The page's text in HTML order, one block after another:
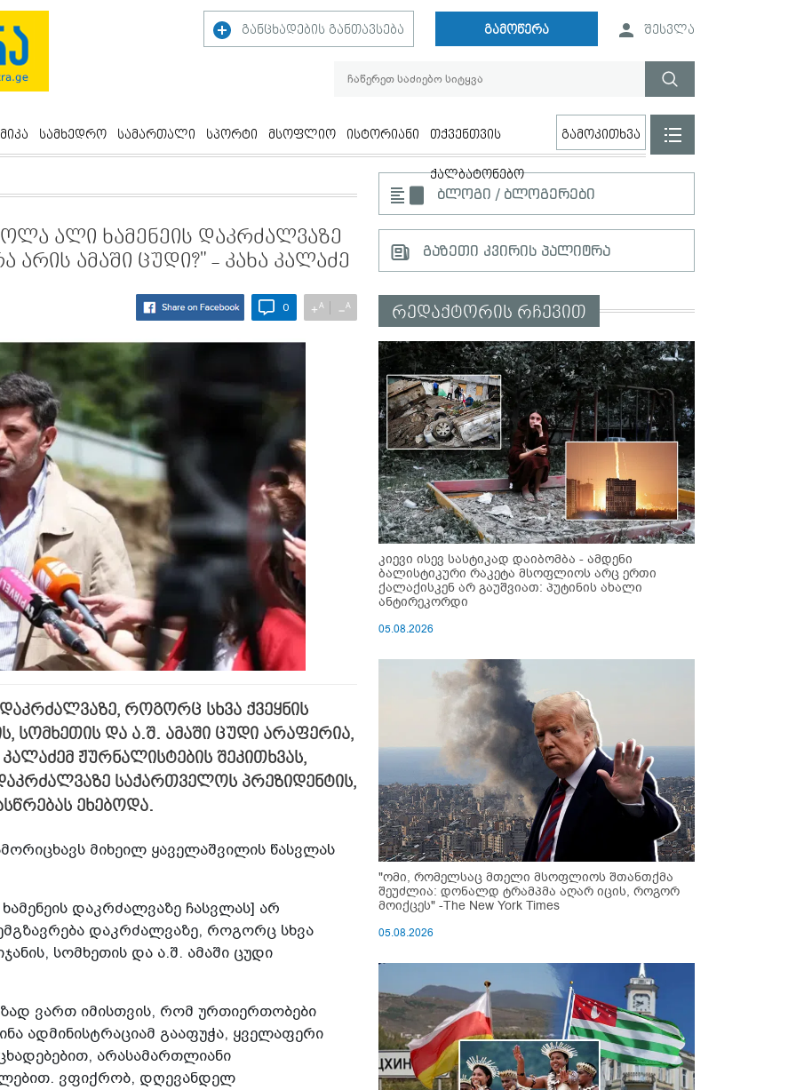
განცხადების განთავსება გამოწერა შესვლა
სამხედრო სამართალი სპორტი მსოფლიო ისტორიანი თქვენთვის
ქალბატონებო
გამოკითხვა
ალი ხამენეის დაკრძალვაზე
არის ამაში ცუდი?" - კახა კალაძე
0 +A −A
როგორც სხვა ქვეყნის
სომხეთის და ა.შ. ამაში ცუდი არაფერია,
ჟურნალისტების შეკითხვას,
საქართველოს პრეზიდენტის,
ეხებოდა.
მიხეილ ყაველაშვილის წასვლას
დაკრძალვაზე ჩასვლას] არ
დაკრძალვაზე, როგორც სხვა
სომხეთის და ა.შ. ამაში ცუდი
ვართ იმისთვის, რომ ურთიერთობები
ადმინისტრაციამ გააფუჭა, ყველაფერი
არასამართლიანი
ვფიქრობ, დღევანდელ
ბლოგი / ბლოგერები
გაზეთი კვირის პალიტრა
რედაქტორის რჩევით
კიევი ისევ სასტიკად დაიბომბა - ამდენი
ბალისტიკური რაკეტა მსოფლიოს არც ერთი
ქალაქისკენ არ გაუშვიათ: პუტინის ახალი
ანტირეკორდი
05.08.2026
"ომი, რომელსაც მთელი მსოფლიოს შთანთქმა
შეუძლია: დონალდ ტრამპმა აღარ იცის, როგორ
მოიქცეს" -The New York Times
05.08.2026